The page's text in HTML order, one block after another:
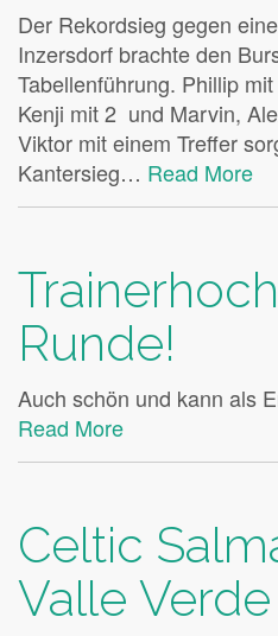
Der Rekordsieg gegen
Inzersdorf brachte den
Tabellenführung. Phillip
Kenji mit 2 und Marvin,
Viktor mit einem Treffer
Kantersieg… Read More
Runde!
Auch schön und kann als
Read More
Celtic
Valle Verde